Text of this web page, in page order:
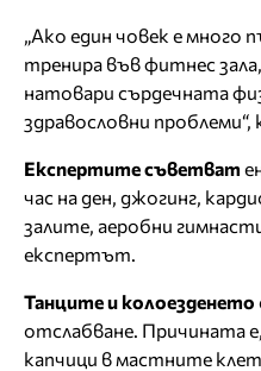
„Ако един човек е много
тренира във фитнес
натовари сърдечната
здравословни
Експертите съветват
час на ден, джогинг,
залите, аеробни
експертът.
Танците и колоезденето
отслабване. Причината
капчици в мастните